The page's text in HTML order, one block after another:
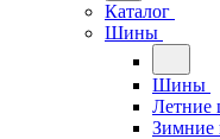
Каталог
Шины
Шины